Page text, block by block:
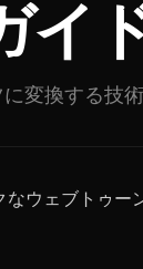
イ
変換する技術
ウェブトゥー